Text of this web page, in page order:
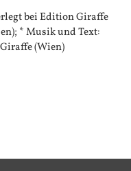
bei Edition Giraffe
* Musik und Text:
(Wien)